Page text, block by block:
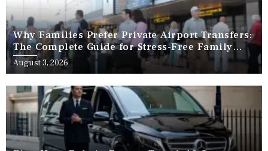
Why Families Prefer Private Airport Transfers:
The Complete Guide for Stress-Free Family
Travel
August 3, 2026